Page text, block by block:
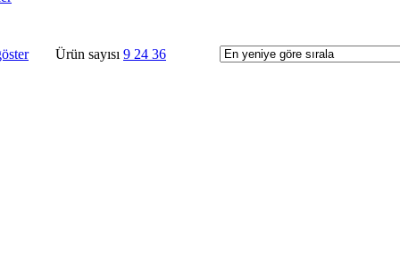
Ürün sayısı 9 24 36